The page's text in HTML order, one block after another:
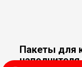
Пакеты для